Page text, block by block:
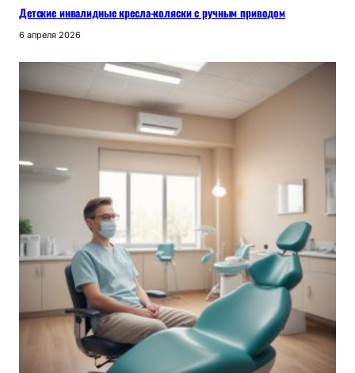
Детские инвалидные кресла-коляски с ручным приводом
6 апреля 2026